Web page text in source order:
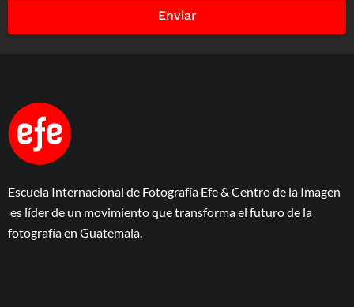
Enviar
Escuela Internacional de Fotografía Efe & Centro de la Imagen
es líder de un movimiento que transforma el futuro de la
fotografía en Guatemala.